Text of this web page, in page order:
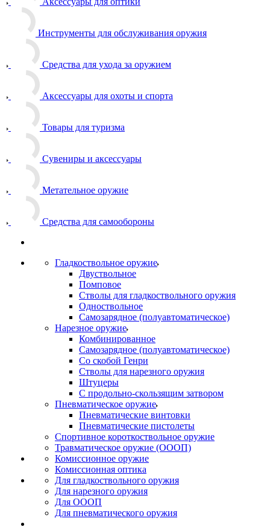
Инструменты для обслуживания оружия
Средства для ухода за оружием
Аксессуары для охоты и спорта
Товары для туризма
Сувениры и аксессуары
Метательное оружие
Средства для самообороны
Гладкоствольное оружие
Двуствольное
Помповое
Стволы для гладкоствольного оружия
Одноствольное
Самозарядное (полуавтоматическое)
Нарезное оружие
Комбинированное
Самозарядное (полуавтоматическое)
Со скобой Генри
Стволы для нарезного оружия
Штуцеры
С продольно-скользящим затвором
Пневматическое оружие
Пневматические винтовки
Пневматические пистолеты
Спортивное короткоствольное оружие
Травматическое оружие (ОООП)
Комиссионное оружие
Комиссионная оптика
Для гладкоствольного оружия
Для нарезного оружия
Для ОООП
Для пневматического оружия